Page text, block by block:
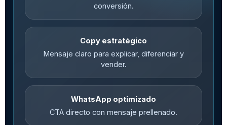
conversión.
Copy estratégico
Mensaje claro para explicar, diferenciar y
vender.
WhatsApp optimizado
CTA directo con mensaje prellenado.